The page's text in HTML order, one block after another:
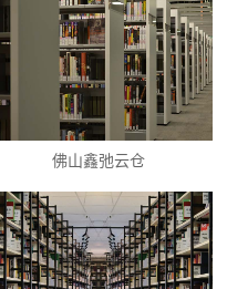
佛山鑫弛云仓